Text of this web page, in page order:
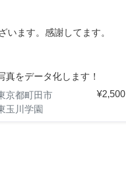
います。感謝してます。
真をデータ化します！
京都町田市
玉川学園
¥2,500